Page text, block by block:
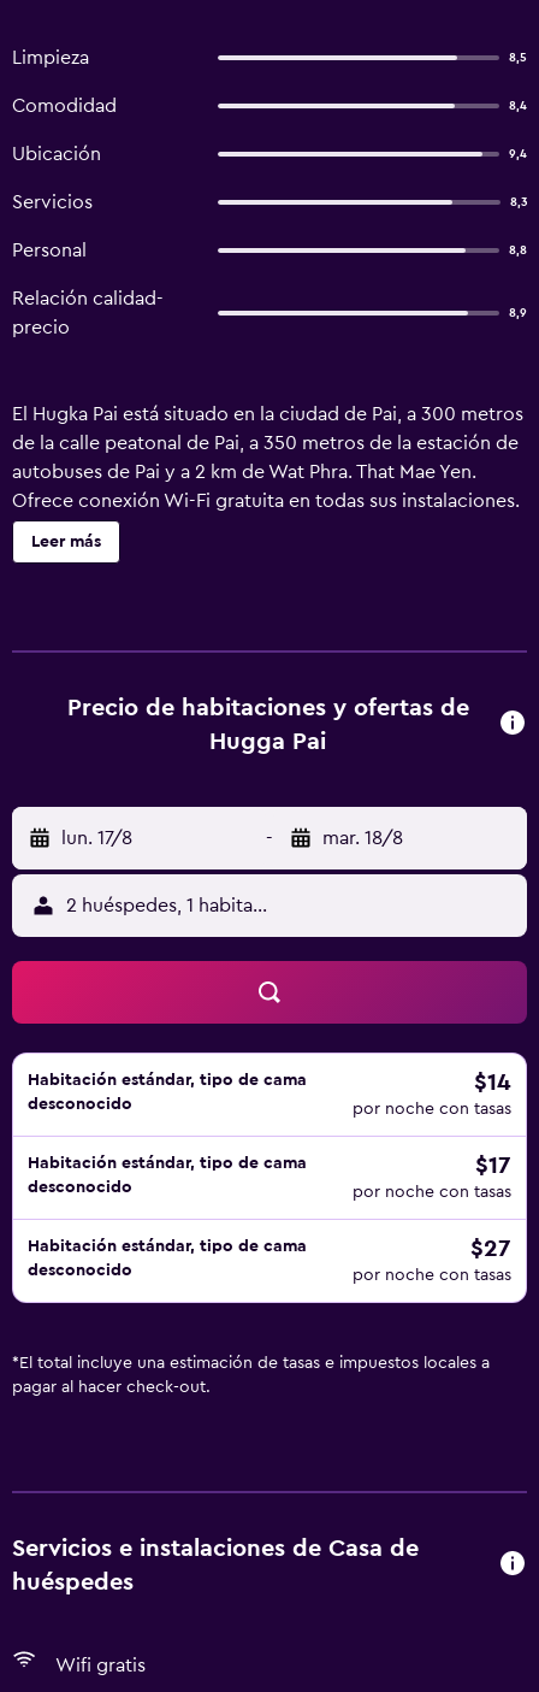
Limpieza 8,5
Comodidad 8,4
Ubicación 9,4
Servicios 8,3
Personal 8,8
Relación calidad-
precio
8,9
El Hugka Pai está situado en la ciudad de Pai, a 300 metros
de la calle peatonal de Pai, a 350 metros de la estación de
autobuses de Pai y a 2 km de Wat Phra. That Mae Yen.
Ofrece conexión Wi-Fi gratuita en todas sus instalaciones.
El hotel está a 180 metros del hospital de Pai. El templo
Wat Klang está a 7 minutos a pie. El aeropuerto de Pai está
encuentra a 6 km del cañón de Pai y a 8 km del puente de
la Segunda Guerra Mundial.
Leer más
Precio de habitaciones y ofertas de
Hugga Pai
lun. 17/8 - mar. 18/8
2 huéspedes, 1 habitación
Habitación estándar, tipo de cama
desconocido
$14
por noche con tasas
Habitación estándar, tipo de cama
desconocido
$17
por noche con tasas
Habitación estándar, tipo de cama
desconocido
$27
por noche con tasas
* El total incluye una estimación de tasas e impuestos locales a
pagar al hacer check-out.
Servicios e instalaciones de Casa de
huéspedes
Wifi gratis